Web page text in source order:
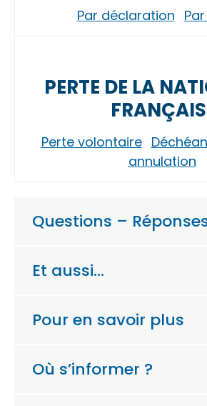
Par déclaration
PERTE DE LA
Perte volontaire
annulation
Questions –
Et aussi…
Pour en savoir plus
Où s’informer ?